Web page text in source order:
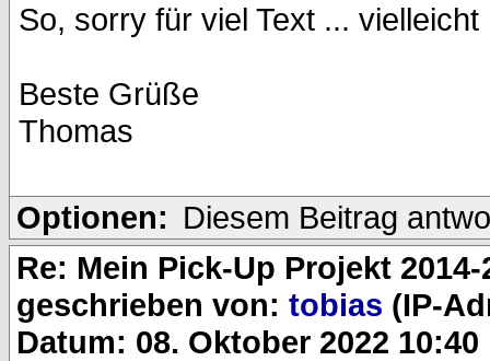
So, sorry für viel Text ...
Beste Grüße
Thomas
Optionen: Diesem Beitrag
Re: Mein Pick-Up Projekt 2014-
geschrieben von: tobias (IP-
Datum: 08. Oktober 2022 10:40